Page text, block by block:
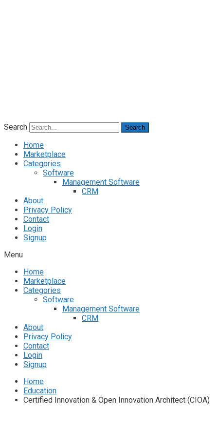
Search Search
Home
Marketplace
Categories
Software
Management Software
CRM
About
Privacy Policy
Contact
Login
Signup
Menu
Home
Marketplace
Categories
Software
Management Software
CRM
About
Privacy Policy
Contact
Login
Signup
Home
Education
Certified Innovation & Open Innovation Architect (CIOA)